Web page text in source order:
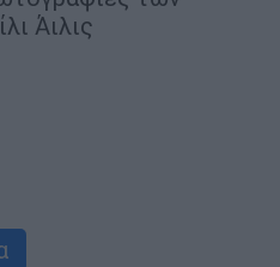
Άιλις